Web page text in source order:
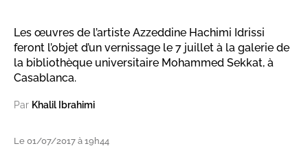
Les œuvres de l’artiste Azzeddine Hachimi Idrissi
feront l’objet d’un vernissage le 7 juillet à la galerie de
la bibliothèque universitaire Mohammed Sekkat, à
Casablanca.
Par Khalil Ibrahimi
Le 01/07/2017 à 19h44